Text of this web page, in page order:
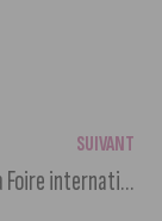
SUIVANT
L’invitée de la Foire internationale et Gastronomique de Dijon 2021